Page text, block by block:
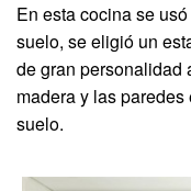
En esta cocina se
suelo, se eligió un
de gran personalidad
madera y las
suelo.